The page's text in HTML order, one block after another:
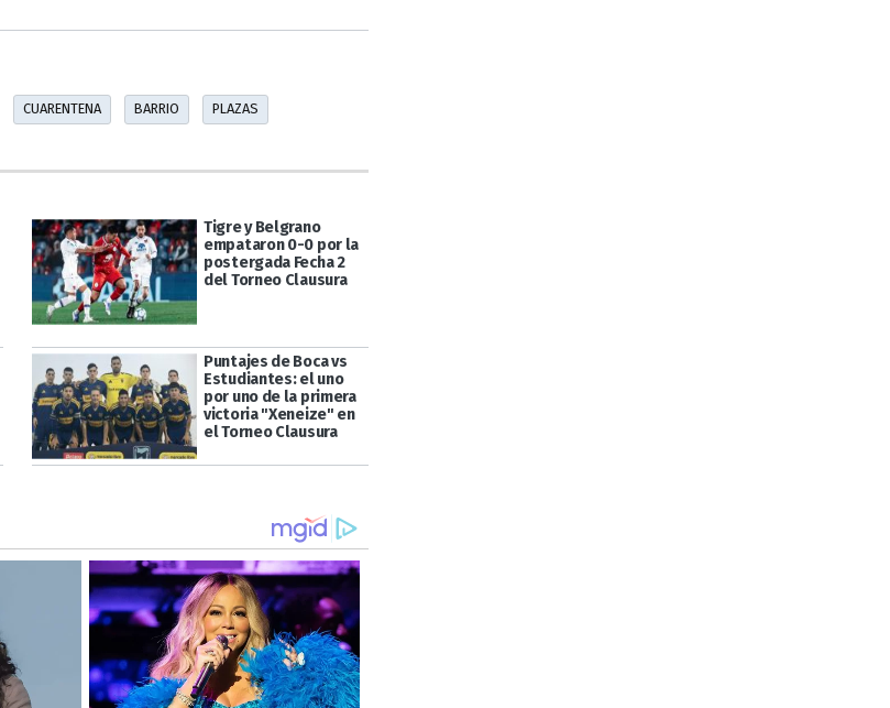
CUARENTENA BARRIO PLAZAS
Tigre y Belgrano
empataron 0-0 por la
postergada Fecha 2
del Torneo Clausura
Puntajes de Boca vs
Estudiantes: el uno
por uno de la primera
victoria "Xeneize" en
el Torneo Clausura